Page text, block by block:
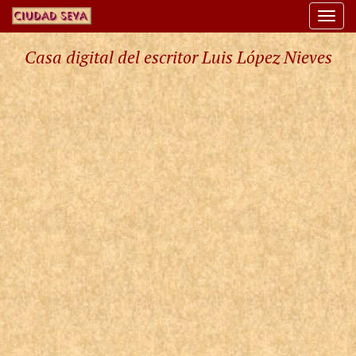
Casa digital del escritor Luis López Nieves